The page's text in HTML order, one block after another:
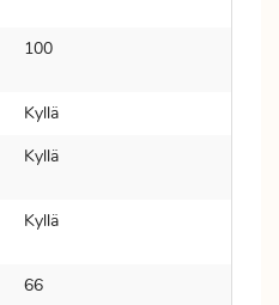
100
Kyllä
Kyllä
Kyllä
66